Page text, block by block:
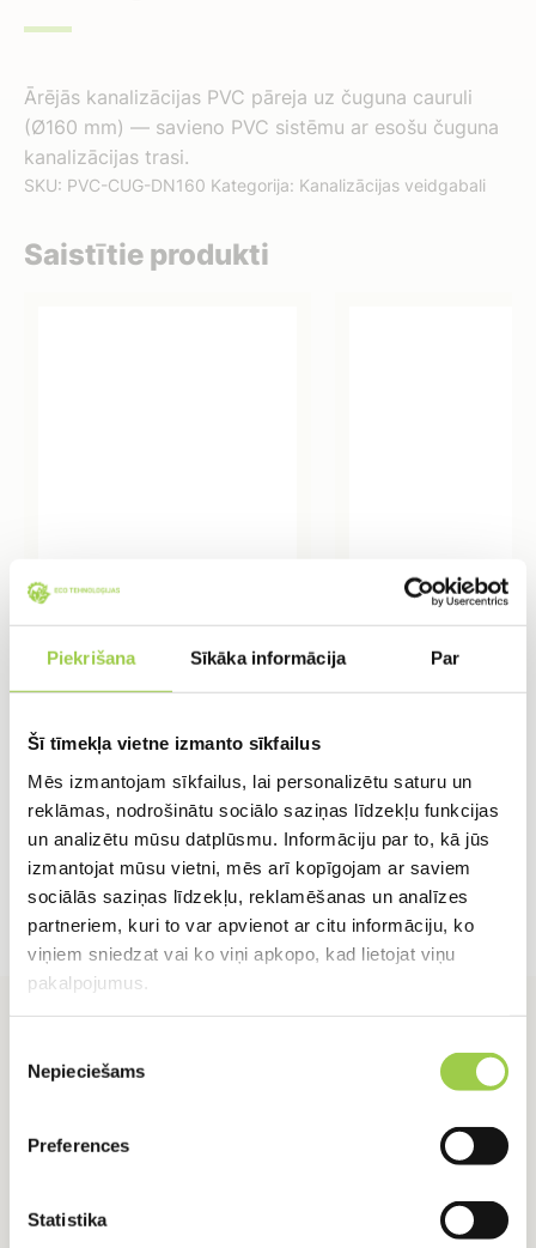
Piekrišana Sīkāka informācija Par
Šī tīmekļa vietne izmanto sīkfailus
Mēs izmantojam sīkfailus, lai personalizētu saturu un
reklāmas, nodrošinātu sociālo saziņas līdzekļu funkcijas
un analizētu mūsu datplūsmu. Informāciju par to, kā jūs
izmantojat mūsu vietni, mēs arī kopīgojam ar saviem
sociālās saziņas līdzekļu, reklamēšanas un analīzes
partneriem, kuri to var apvienot ar citu informāciju, ko
viņiem sniedzat vai ko viņi apkopo, kad lietojat viņu
pakalpojumus.
izvēle
Nepieciešams
Preferences
Statistika
Ārējās kanalizācijas PVC pāreja uz čuguna cauruli
(Ø160 mm) — savieno PVC sistēmu ar esošu čuguna
kanalizācijas trasi.
SKU: PVC-CUG-DN160 Kategorija: Kanalizācijas veidgabali
Saistītie produkti
KGB BEND Ø160/15°
3,25€
Gofreta stavcaule